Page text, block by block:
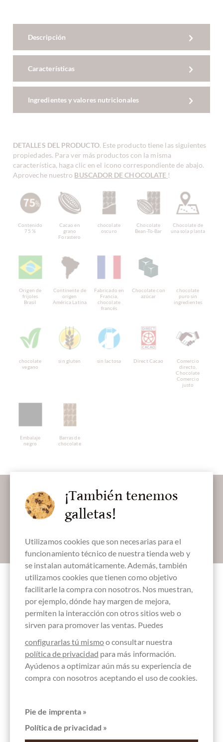
Descripción
Características
Ingredientes y valores nutricionales
DETALLES DEL PRODUCTO. Este producto tiene las siguientes
propiedades. Para ver más productos con la misma
característica, haga clic en el icono correspondiente de abajo.
Aproveche nuestro BUSCADOR DE CHOCOLATE !
Contenido
75 %
Cacao en
grano
Forastero
chocolate
oscuro
Chocolate
Bean-To-Bar
Chocolate de
una sola planta
Origen de
frijoles
Brasil
Continente de
origen
América Latina
Fabricado en
Francia,
chocolate
francés
Chocolate con
azúcar
chocolate
puro sin
ingredientes
chocolate
vegano
sin gluten sin lactosa Direct Cacao
Comercio
directo,
Chocolate
Comercio
justo
Embalaje
negro
Barras de
chocolate
Déjanos endulzar tu bandeja de entrada:
Absenden
Accesorios
¡También tenemos
galletas!
Utilizamos cookies que son necesarias para el
funcionamiento técnico de nuestra tienda web y
se instalan automáticamente. Además, también
utilizamos cookies que tienen como objetivo
facilitarle la compra con nosotros. Nos muestran,
por ejemplo, dónde hay margen de mejora,
permiten la interacción con otros sitios web o
sirven para promover las ventas. Puedes
configurarlas tú mismoo consultar nuestra
política de privacidad para más información.
Ayúdenos a optimizar aún más su experiencia de
compra con nosotros aceptando el uso de cookies.
Pie de imprenta »
Política de privacidad »